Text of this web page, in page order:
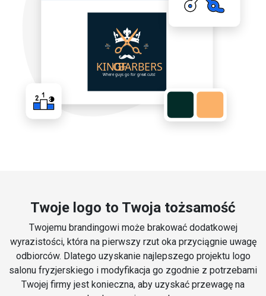
Twoje logo to Twoja tożsamość
Twojemu brandingowi może brakować dodatkowej
wyrazistości, która na pierwszy rzut oka przyciągnie uwagę
odbiorców. Dlatego uzyskanie najlepszego projektu logo
salonu fryzjerskiego i modyfikacja go zgodnie z potrzebami
Twojej firmy jest konieczna, aby uzyskać przewagę na